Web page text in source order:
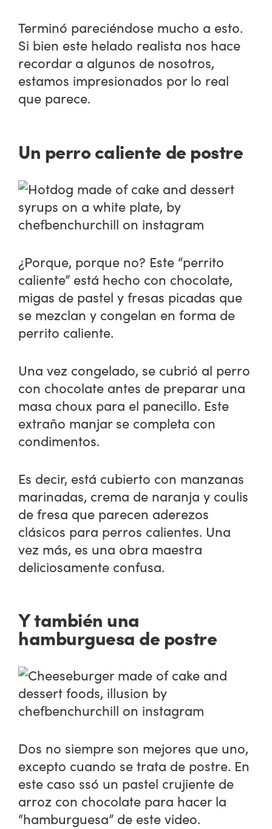
Terminó pareciéndose mucho a esto.
Si bien este helado realista nos hace
recordar a algunos de nosotros,
estamos impresionados por lo real
que parece.
Un perro caliente de postre
¿Porque, porque no? Este “perrito
caliente” está hecho con chocolate,
migas de pastel y fresas picadas que
se mezclan y congelan en forma de
perrito caliente.
Una vez congelado, se cubrió al perro
con chocolate antes de preparar una
masa choux para el panecillo. Este
extraño manjar se completa con
condimentos.
Es decir, está cubierto con manzanas
marinadas, crema de naranja y coulis
de fresa que parecen aderezos
clásicos para perros calientes. Una
vez más, es una obra maestra
deliciosamente confusa.
Y también una
hamburguesa de postre
Dos no siempre son mejores que uno,
excepto cuando se trata de postre. En
este caso ssó un pastel crujiente de
arroz con chocolate para hacer la
“hamburguesa” de este video.